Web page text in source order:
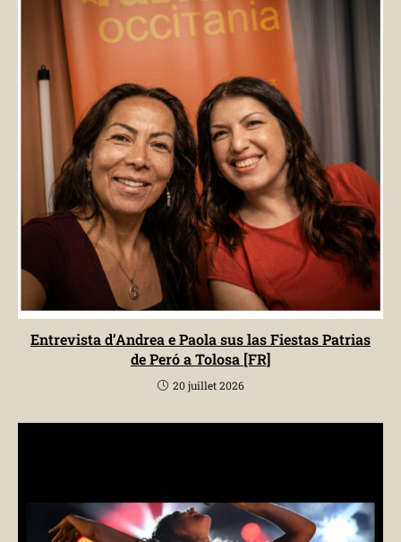
Entrevista d’Andrea e Paola sus las Fiestas Patrias
de Peró a Tolosa [FR]
20 juillet 2026